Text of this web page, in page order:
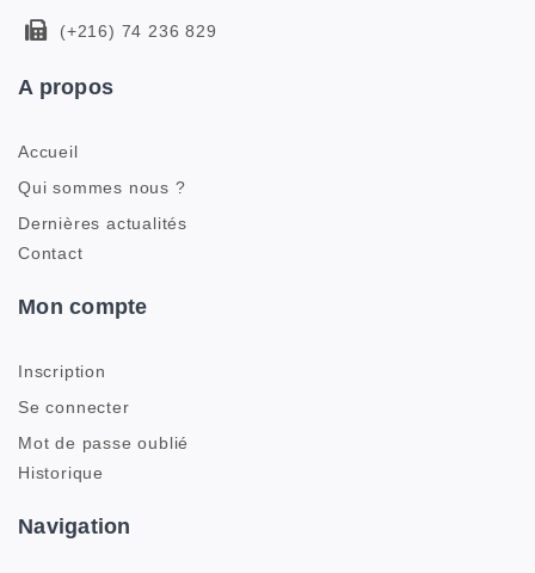
(+216) 74 236 829
A propos
Accueil
Qui sommes nous ?
Dernières actualités
Contact
Mon compte
Inscription
Se connecter
Mot de passe oublié
Historique
Navigation